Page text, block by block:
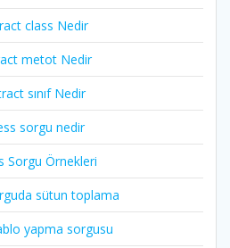
class Nedir
metot Nedir
sınıf Nedir
sorgu nedir
Sorgu Örnekleri
sütun toplama
yapma sorgusu